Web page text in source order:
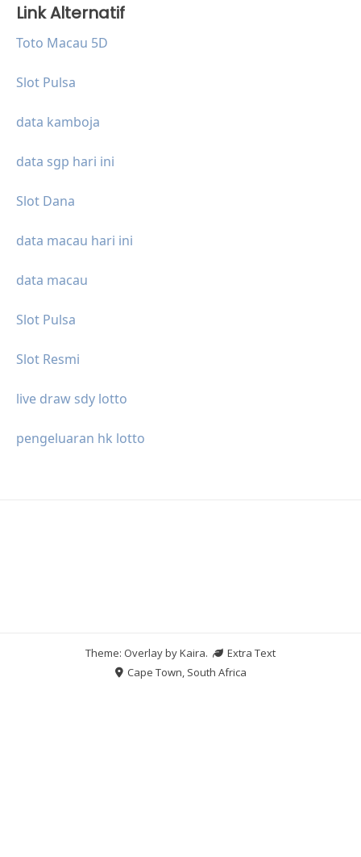
Link Alternatif
Toto Macau 5D
Slot Pulsa
data kamboja
data sgp hari ini
Slot Dana
data macau hari ini
data macau
Slot Pulsa
Slot Resmi
live draw sdy lotto
pengeluaran hk lotto
Theme: Overlay byKaira.
Extra Text
Cape Town, South Africa